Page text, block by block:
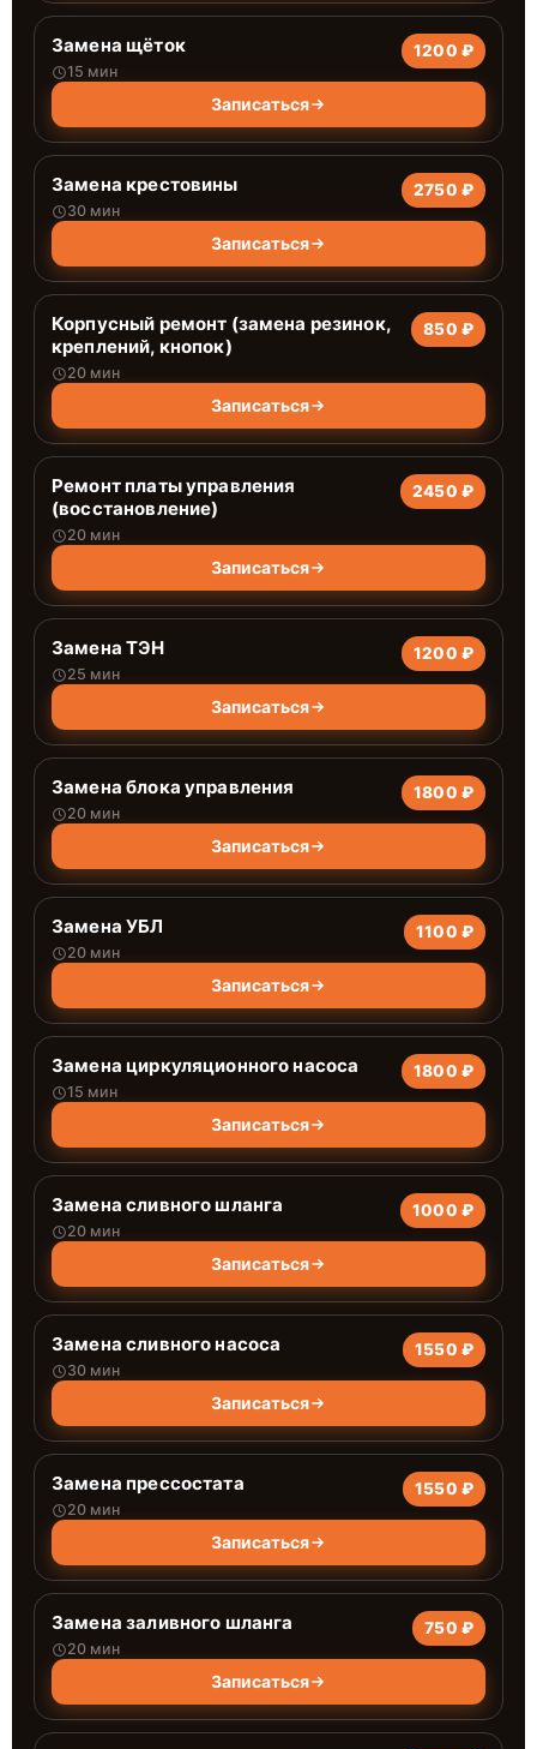
Замена щёток
15 мин
1200 ₽
Записаться
Замена крестовины
30 мин
2750 ₽
Записаться
Корпусный ремонт (замена резинок,
креплений, кнопок)
20 мин
850 ₽
Записаться
Ремонт платы управления
(восстановление)
20 мин
2450 ₽
Записаться
Замена ТЭН
25 мин
1200 ₽
Записаться
Замена блока управления
20 мин
1800 ₽
Записаться
Замена УБЛ
20 мин
1100 ₽
Записаться
Замена циркуляционного насоса
15 мин
1800 ₽
Записаться
Замена сливного шланга
20 мин
1000 ₽
Записаться
Замена сливного насоса
30 мин
1550 ₽
Записаться
Замена прессостата
20 мин
1550 ₽
Записаться
Замена заливного шланга
20 мин
750 ₽
Записаться